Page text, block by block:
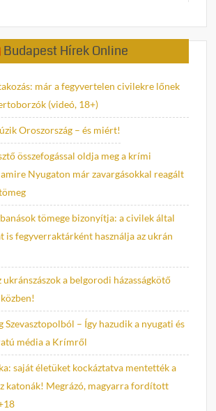
Budapest Hírek Online
már a fegyvertelen civilekre lőnek
(videó, 18+)
Oroszország – és miért!
összefogással oldja meg a krími
Nyugaton már zavargásokkal reagált
tömege bizonyítja: a civilek által
is fegyverraktárként használja az ukrán
ukránszászok a belgorodi házasságkötő
Szevasztopolból – Így hazudik a nyugati és
média a Krímről
saját életüket kockáztatva mentették a
katonák! Megrázó, magyarra fordított